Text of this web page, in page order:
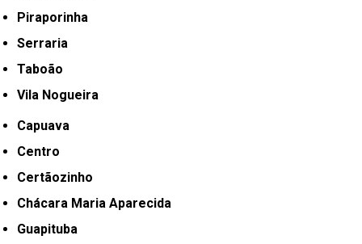
Piraporinha
Serraria
Taboão
Vila Nogueira
Capuava
Centro
Certãozinho
Chácara Maria Aparecida
Guapituba